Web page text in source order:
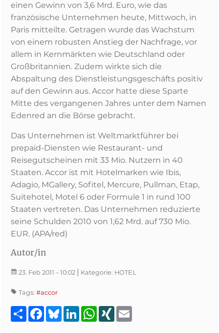
einen Gewinn von 3,6 Mrd. Euro, wie das
französische Unternehmen heute, Mittwoch, in
Paris mitteilte. Getragen wurde das Wachstum
von einem robusten Anstieg der Nachfrage, vor
allem in Kernmärkten wie Deutschland oder
Großbritannien. Zudem wirkte sich die
Abspaltung des Dienstleistungsgeschäfts positiv
auf den Gewinn aus. Accor hatte diese Sparte
Mitte des vergangenen Jahres unter dem Namen
Edenred an die Börse gebracht.
Das Unternehmen ist Weltmarktführer bei
prepaid-Diensten wie Restaurant- und
Reisegutscheinen mit 33 Mio. Nutzern in 40
Staaten. Accor ist mit Hotelmarken wie Ibis,
Adagio, MGallery, Sofitel, Mercure, Pullman, Etap,
Suitehotel, Motel 6 oder Formule 1 in rund 100
Staaten vertreten. Das Unternehmen reduzierte
seine Schulden 2010 von 1,62 Mrd. auf 730 Mio.
EUR. (APA/red)
Autor/in
23. Feb 2011 – 10:02 | Kategorie: HOTEL
Tags: #accor
TeilenFacebook
BlueskyLinkedInWhatsApp
XING